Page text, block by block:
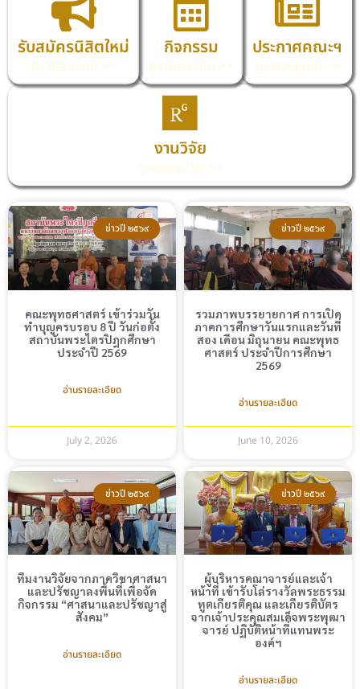
รับสมัครนิสิตใหม่
ดูรายละเอียด >>
กิจกรรม
ดูรายละเอียด >>
ประกาศคณะฯ
ดูรายละเอียด >>
งานวิจัย
ดูรายละเอียด >>
ข่าวปี ๒๕๖๙
คณะพุทธศาสตร์ เข้าร่วมวัน
ทำบุญครบรอบ 8 ปี วันก่อตั้ง
สถาบันพระไตรปิฎกศึกษา
ประจำปี 2569
อ่านรายละเอียด
July 2, 2026
ข่าวปี ๒๕๖๙
รวมภาพบรรยายกาศ การเปิด
ภาคการศึกษาวันแรกและวันที่
สอง เดือน มิถุนายน คณะพุทธ
ศาสตร์ ประจำปีการศึกษา
2569
อ่านรายละเอียด
June 10, 2026
ข่าวปี ๒๕๖๙
ทีมงานวิจัยจากภาควิชาศาสนา
และปรัชญาลงพื้นที่เพื่อจัด
กิจกรรม “ศาสนาและปรัชญาสู่
สังคม”
อ่านรายละเอียด
ข่าวปี ๒๕๖๙
ผู้บริหารคณาจารย์และเจ้า
หน้าที่ เข้ารับโล่รางวัลพระธรรม
ทูตเกียรติคุณ และเกียรติบัตร
จากเจ้าประคุณสมเด็จพระพุฒา
จารย์ ปฏิบัติหน้าที่แทนพระ
องค์ฯ
อ่านรายละเอียด